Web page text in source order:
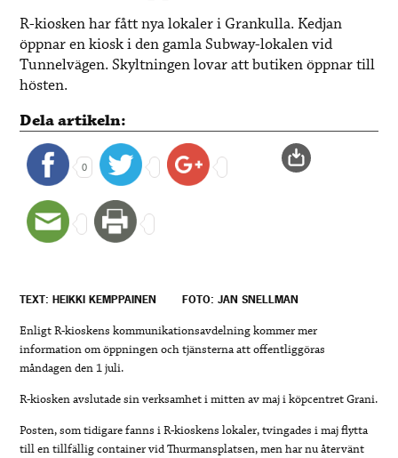
R-kiosken har fått nya lokaler i Grankulla. Kedjan
öppnar en kiosk i den gamla Subway-lokalen vid
Tunnelvägen. Skyltningen lovar att butiken öppnar till
hösten.
Dela artikeln:
0
TEXT: HEIKKI KEMPPAINEN FOTO: JAN SNELLMAN
Enligt R-kioskens kommunikationsavdelning kommer mer
information om öppningen och tjänsterna att offentliggöras
måndagen den 1 juli.
R-kiosken avslutade sin verksamhet i mitten av maj i köpcentret Grani.
Posten, som tidigare fanns i R-kioskens lokaler, tvingades i maj flytta
till en tillfällig container vid Thurmansplatsen, men har nu återvänt